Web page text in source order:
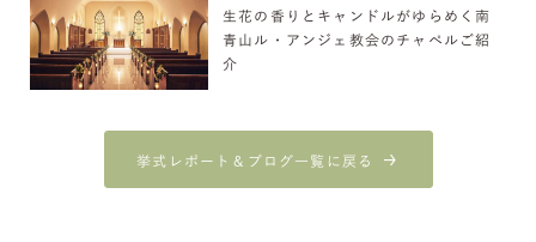
生花の香りとキャンドルがゆらめく南
青山ル・アンジェ教会のチャペルご紹
介
挙式レポート＆ブログ一覧に戻る